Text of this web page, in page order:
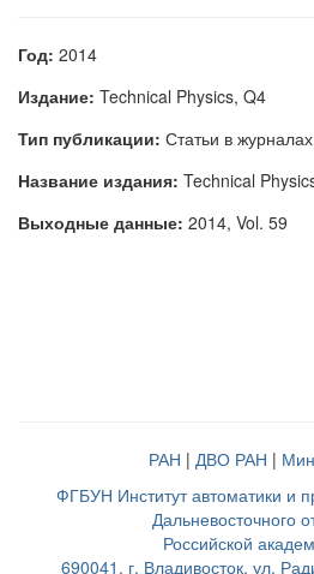
Год: 2014
Издание: Technical Physics, Q4
Тип публикации: Статьи в журналах
Название издания: Technical
Выходные данные: 2014, Vol. 59
РАН | ДВО РАН |
ФГБУН Институт автоматики и
Дальневосточного
Российской
690041, г. Владивосток, ул.